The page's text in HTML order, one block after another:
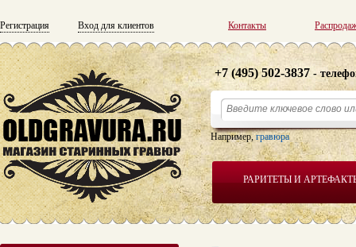
Регистрация Вход для клиентов Контакты
РАРИТЕТЫ И
+7 (495) 502-3837 -
Например,гравюра